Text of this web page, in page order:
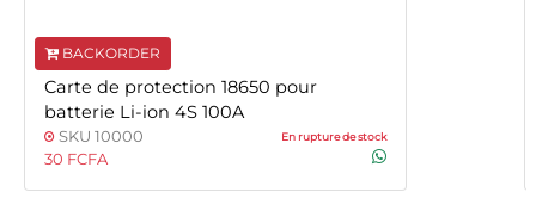
BACKORDER
Carte de protection 18650 pour
batterie Li-ion 4S 100A
SKU 10000 En rupture de stock
30 FCFA